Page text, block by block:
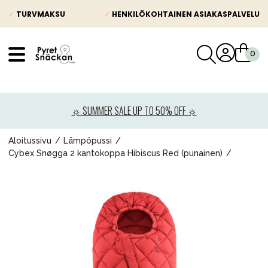
✓ TURVMAKSU ✓ HENKILÖKOHTAINEN ASIAKASPALVELU
☼ SUMMER SALE UP TO 50% OFF ☼
Aloitussivu
Lämpöpussi
Cybex Snøgga 2 kantokoppa Hibiscus Red (punainen)
Lastenvaunut
Lasten turvaistuimet
Lelut ja pelit
Äiti & Isä
Huonekalut & vuodevaatteet